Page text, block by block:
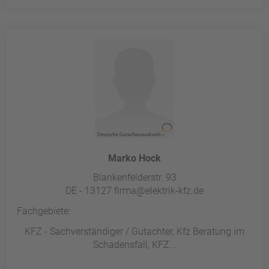
Marko Hock
Blankenfelderstr. 93
DE - 13127 firma@elektrik-kfz.de
Fachgebiete:
KFZ - Sachverständiger / Gutachter, Kfz Beratung im
Schadensfall, KFZ...